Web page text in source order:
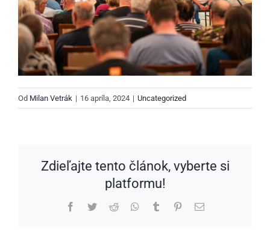
Od Milan Vetrák | 16 apríla, 2024 | Uncategorized
Zdieľajte tento článok, vyberte si
platformu!
Facebook
TwitterReddit WhatsApp
Tumblr PinterestEmail